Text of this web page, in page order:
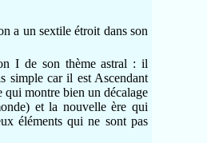
a un sextile étroit dans son
I de son thème astral : il
simple car il est Ascendant
montre bien un décalage
et la nouvelle ère qui
éléments qui ne sont pas